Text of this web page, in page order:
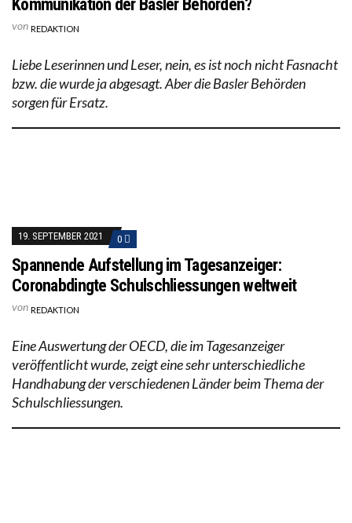
Kommunikation der Basler Behörden?
von REDAKTION
Liebe Leserinnen und Leser, nein, es ist noch nicht Fasnacht
bzw. die wurde ja abgesagt. Aber die Basler Behörden
sorgen für Ersatz.
19. SEPTEMBER 2021 0
Spannende Aufstellung im Tagesanzeiger:
Coronabdingte Schulschliessungen weltweit
von REDAKTION
Eine Auswertung der OECD, die im Tagesanzeiger
veröffentlicht wurde, zeigt eine sehr unterschiedliche
Handhabung der verschiedenen Länder beim Thema der
Schulschliessungen.